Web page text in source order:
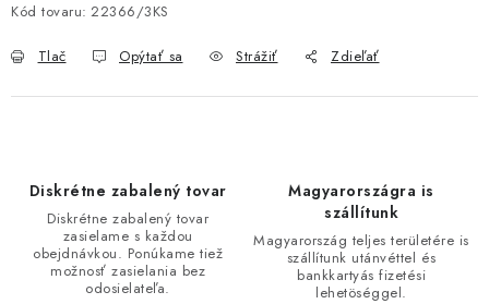
Kód tovaru: 22366/3KS
Tlač Opýtať sa Strážiť Zdieľať
Diskrétne zabalený tovar
Diskrétne zabalený tovar
zasielame s každou
obejdnávkou. Ponúkame tiež
možnosť zasielania bez
odosielateľa.
Magyarországra is
szállítunk
Magyarország teljes területére is
szállítunk utánvéttel és
bankkartyás fizetési
lehetöséggel.